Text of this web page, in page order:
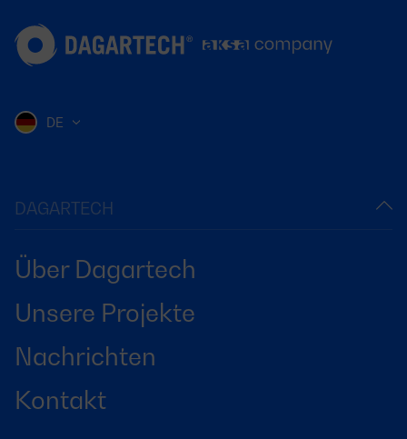
DAGARTECH
Über Dagartech
Unsere Projekte
Nachrichten
Kontakt
DE